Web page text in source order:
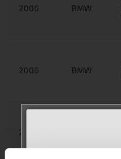
2006 BMW
2006 BMW
2006